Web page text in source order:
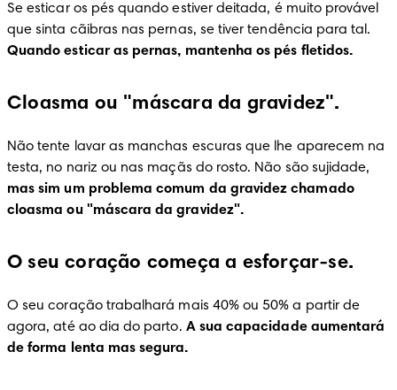
Se esticar os pés quando estiver deitada, é muito provável
Quando esticar as pernas, mantenha os pés fletidos.
Cloasma ou "máscara da gravidez".
Não tente lavar as manchas escuras que lhe aparecem na
mas sim um problema comum da gravidez chamado
cloasma ou "máscara da gravidez".
O seu coração começa a esforçar-se.
O seu coração trabalhará mais 40% ou 50% a partir de
agora, até ao dia do parto. A sua capacidade aumentará
de forma lenta mas segura.